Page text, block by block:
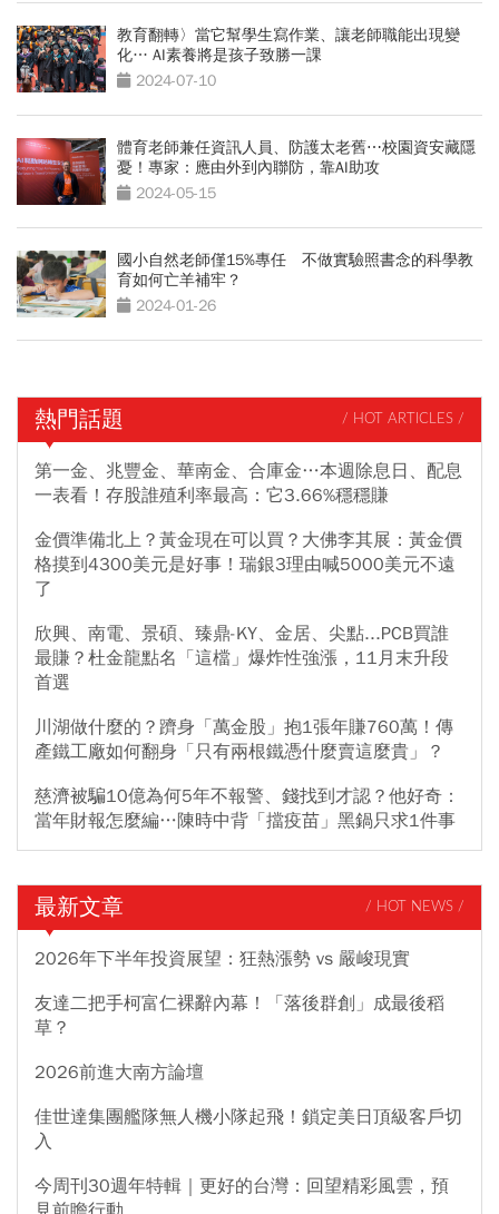
教育翻轉〉當它幫學生寫作業、讓老師職能出現變
化… AI素養將是孩子致勝一課
2024-07-10
體育老師兼任資訊人員、防護太老舊⋯校園資安藏隱
憂！專家：應由外到內聯防，靠AI助攻
2024-05-15
國小自然老師僅15%專任 不做實驗照書念的科學教
育如何亡羊補牢？
2024-01-26
熱門話題 / HOT ARTICLES /
第一金、兆豐金、華南金、合庫金…本週除息日、配息
一表看！存股誰殖利率最高：它3.66%穩穩賺
金價準備北上？黃金現在可以買？大佛李其展：黃金價
格摸到4300美元是好事！瑞銀3理由喊5000美元不遠
了
欣興、南電、景碩、臻鼎-KY、金居、尖點...PCB買誰
最賺？杜金龍點名「這檔」爆炸性強漲，11月末升段
首選
川湖做什麼的？躋身「萬金股」抱1張年賺760萬！傳
產鐵工廠如何翻身「只有兩根鐵憑什麼賣這麼貴」？
慈濟被騙10億為何5年不報警、錢找到才認？他好奇：
當年財報怎麼編…陳時中背「擋疫苗」黑鍋只求1件事
最新文章 / HOT NEWS /
2026年下半年投資展望：狂熱漲勢 vs 嚴峻現實
友達二把手柯富仁裸辭內幕！「落後群創」成最後稻
草？
2026前進大南方論壇
佳世達集團艦隊無人機小隊起飛！鎖定美日頂級客戶切
入
今周刊30週年特輯｜更好的台灣：回望精彩風雲，預